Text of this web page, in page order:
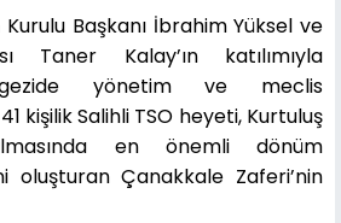
Başkanı İbrahim Yüksel ve
Taner Kalay’ın katılımıyla
gezide yönetim ve meclis
kişilik Salihli TSO heyeti, Kurtuluş
en önemli dönüm
oluşturan Çanakkale Zaferi’nin